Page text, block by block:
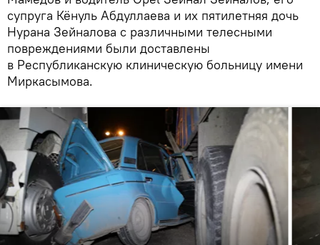
супруга Кёнуль Абдуллаева и их пятилетняя дочь
Нурана Зейналова с различными телесными
повреждениями были доставлены
в Республиканскую клиническую больницу имени
Миркасымова.